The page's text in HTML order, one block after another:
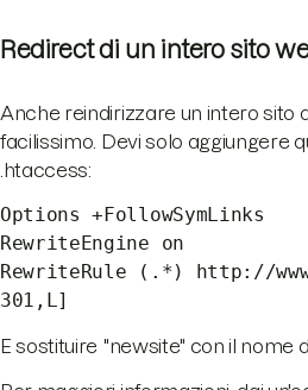
Redirect di un intero sito
Anche reindirizzare un intero sito
facilissimo. Devi solo aggiungere
.htaccess:
Options +FollowSymLinks
RewriteEngine on
RewriteRule (.*) http://
301,L]
E sostituire "newsite" con il nome